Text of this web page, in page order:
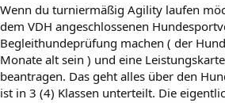
Wenn du turniermäßig Agility laufen
dem VDH angeschlossenen
Begleithundeprüfung machen ( der
Monate alt sein ) und eine
beantragen. Das geht alles über den
ist in 3 (4) Klassen unterteilt. Die